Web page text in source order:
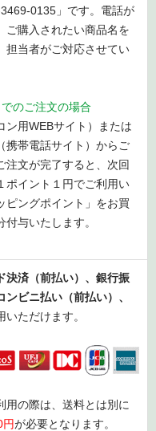
0135」です。電話が
ご購入されたい商品名を
担当者がご対応させてい
のご注文の場合
ン用WEBサイト）または
携帯電話サイト）からご
注文が完了すると、次回
ポイント１円でご利用い
ピングポイント」をお買
与いたします。
決済（前払い）、銀行振
ンビニ払い （前払い）、
いただけます。
の際は、送料とは別に
円が必要となります。